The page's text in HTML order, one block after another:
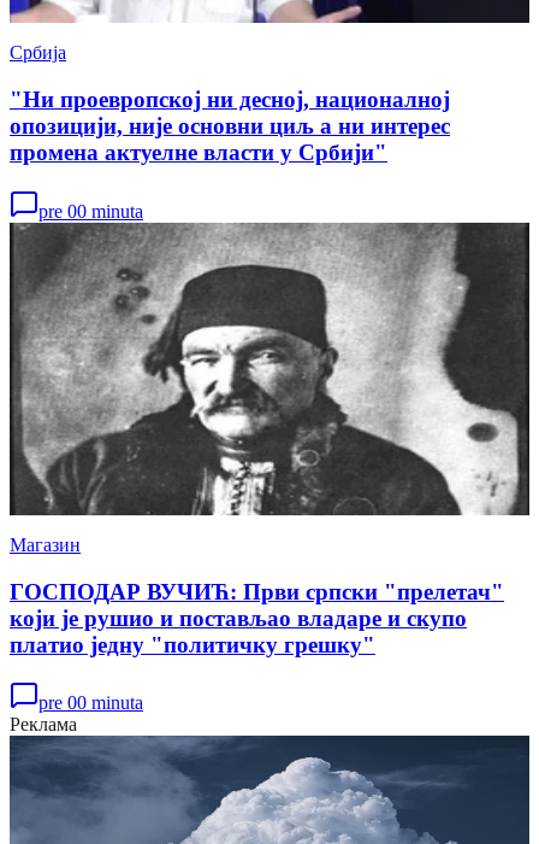
Србија
"Ни проевропској ни десној, националној
опозицији, није основни циљ а ни интерес
промена актуелне власти у Србији"
pre 00 minuta
Магазин
ГОСПОДАР ВУЧИЋ: Први српски "прелетач"
који је рушио и постављао владаре и скупо
платио једну "политичку грешку"
pre 00 minuta
Реклама